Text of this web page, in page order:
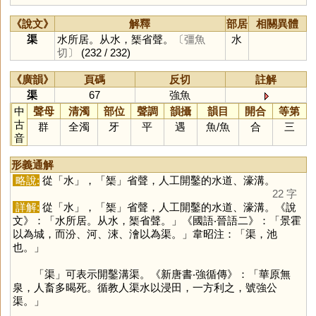
《說文》 解釋 部居
相關異體
渠
水所居。从水，榘省聲。
〔彊魚
切〕
(232 / 232)
水
《廣韻》 頁碼 反切
註解
渠
67
強魚
中
古
音
聲母 清濁 部位 聲調 韻攝 韻目 開合
等第
群
全濁 牙 平 遇 魚/魚 合 三
形義通解
略說: 從「水」，「榘」省聲，人工開鑿的水道、濠溝。
22 字
詳解: 從「水」，「榘」省聲，人工開鑿的水道、濠溝。《說
文》：「水所居。从水，榘省聲。」《國語‧晉語二》：「景霍
以為城，而汾、河、涑、澮以為渠。」韋昭注：「渠，池
也。」
「渠」可表示開鑿溝渠。《新唐書‧強循傳》：「華原無
泉，人畜多暍死。循教人渠水以浸田，一方利之，號強公
渠。」